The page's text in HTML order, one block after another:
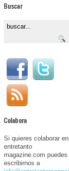
Buscar
Colabora
Si quieres colaborar en
entretanto
magazine.com puedes
escribirnos a